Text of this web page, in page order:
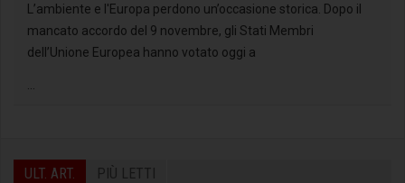
L’ambiente e l'Europa perdono un’occasione storica. Dopo il
mancato accordo del 9 novembre, gli Stati Membri
dell’Unione Europea hanno votato oggi a
ULT. ART. PIÙ LETTI